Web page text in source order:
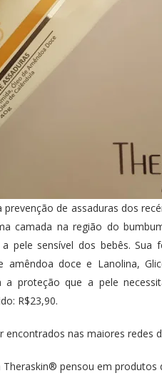
prevenção de assaduras dos
camada na região do
pele sensível dos bebês.
amêndoa doce e Lanolina,
a proteção que a pele
R$23,90.
encontrados nas maiores redes
pensou em produtos